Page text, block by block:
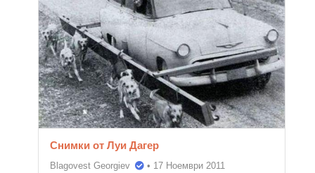
Снимки от Луи Дагер
Blagovest Georgiev • 17 Ноември 2011